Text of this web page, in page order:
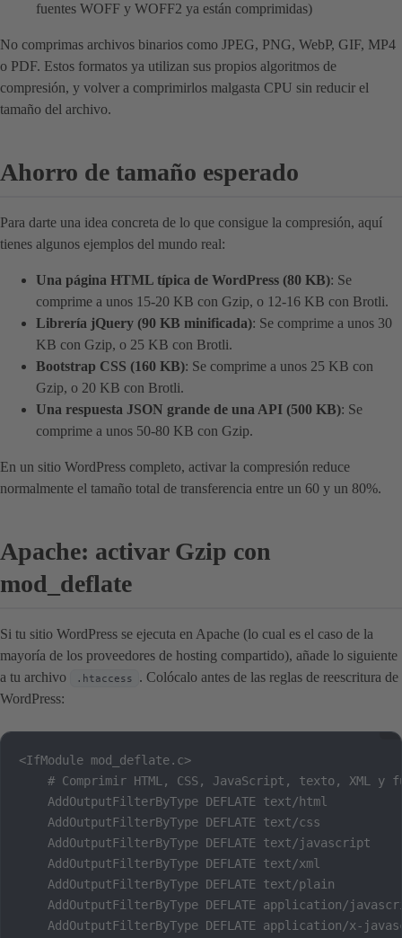
fuentes WOFF y WOFF2 ya están comprimidas)
No comprimas archivos binarios como JPEG, PNG, WebP, GIF, MP4
o PDF. Estos formatos ya utilizan sus propios algoritmos de
compresión, y volver a comprimirlos malgasta CPU sin reducir el
tamaño del archivo.
Ahorro de tamaño esperado
Para darte una idea concreta de lo que consigue la compresión, aquí
tienes algunos ejemplos del mundo real:
Una página HTML típica de WordPress (80 KB): Se
comprime a unos 15-20 KB con Gzip, o 12-16 KB con Brotli.
Librería jQuery (90 KB minificada): Se comprime a unos 30
KB con Gzip, o 25 KB con Brotli.
Bootstrap CSS (160 KB): Se comprime a unos 25 KB con
Gzip, o 20 KB con Brotli.
Una respuesta JSON grande de una API (500 KB): Se
comprime a unos 50-80 KB con Gzip.
En un sitio WordPress completo, activar la compresión reduce
normalmente el tamaño total de transferencia entre un 60 y un 80%.
Apache: activar Gzip con
mod_deflate
Si tu sitio WordPress se ejecuta en Apache (lo cual es el caso de la
mayoría de los proveedores de hosting compartido), añade lo siguiente
a tu archivo
.htaccess
. Colócalo antes de las reglas de reescritura de
WordPress:
<IfModule mod_deflate.c>
# Comprimir HTML, CSS, JavaScript, texto, XML y
    AddOutputFilterByType DEFLATE text/html
    AddOutputFilterByType DEFLATE text/css
    AddOutputFilterByType DEFLATE text/javascript
    AddOutputFilterByType DEFLATE text/xml
    AddOutputFilterByType DEFLATE text/plain
AddOutputFilterByType DEFLATE application/
AddOutputFilterByType DEFLATE application/x-